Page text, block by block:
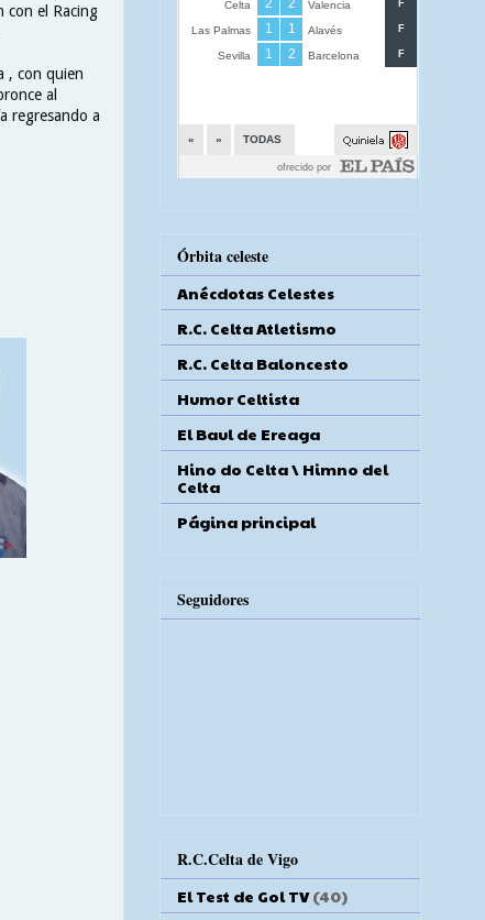
con el Racing
, con quien
al
regresando a
Órbita celeste
Anécdotas Celestes
R.C. Celta Atletismo
R.C. Celta Baloncesto
Humor Celtista
El Baul de Ereaga
Hino do Celta \ Himno del
Celta
Página principal
Seguidores
R.C.Celta de Vigo
El Test de Gol TV (40)